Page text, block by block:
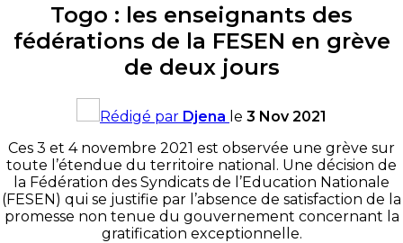
Togo : les enseignants des
fédérations de la FESEN en grève
de deux jours
Rédigé par Djena le 3 Nov 2021
Ces 3 et 4 novembre 2021 est observée une grève sur
toute l’étendue du territoire national. Une décision de
la Fédération des Syndicats de l’Education Nationale
(FESEN) qui se justifie par l’absence de satisfaction de la
promesse non tenue du gouvernement concernant la
gratification exceptionnelle.